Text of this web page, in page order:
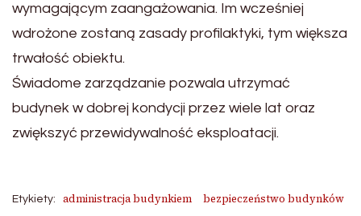
wymagającym zaangażowania. Im wcześniej
wdrożone zostaną zasady profilaktyki, tym większa
trwałość obiektu.
Świadome zarządzanie pozwala utrzymać
budynek w dobrej kondycji przez wiele lat oraz
zwiększyć przewidywalność eksploatacji.
Etykiety: administracja budynkiem
bezpieczeństwo budynków